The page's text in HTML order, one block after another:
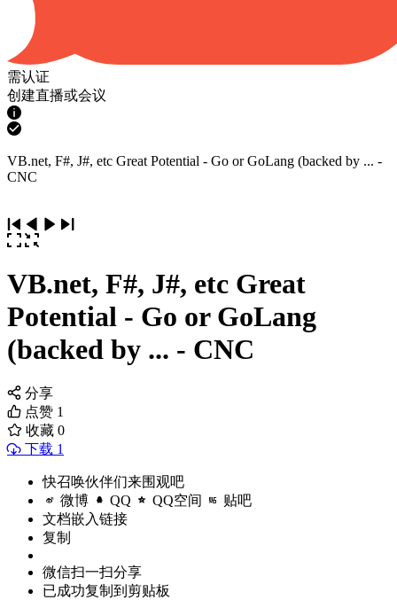
需认证
创建直播或会议
VB.net, F#, J#, etc Great Potential - Go or GoLang (backed by ... -
CNC
VB.net, F#, J#, etc Great
Potential - Go or GoLang
(backed by ... - CNC
分享
点赞 1
收藏 0
下载 1
快召唤伙伴们来围观吧
微博 QQ QQ空间 贴吧
文档嵌入链接
复制
微信扫一扫分享
已成功复制到剪贴板